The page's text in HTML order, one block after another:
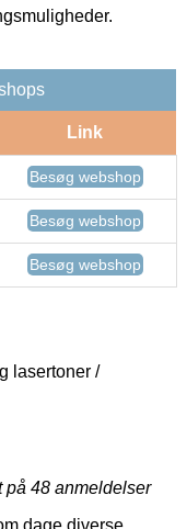
Link
Besøg webshop
Besøg webshop
Besøg webshop
lasertoner /
på 48 anmeldelser
dage diverse